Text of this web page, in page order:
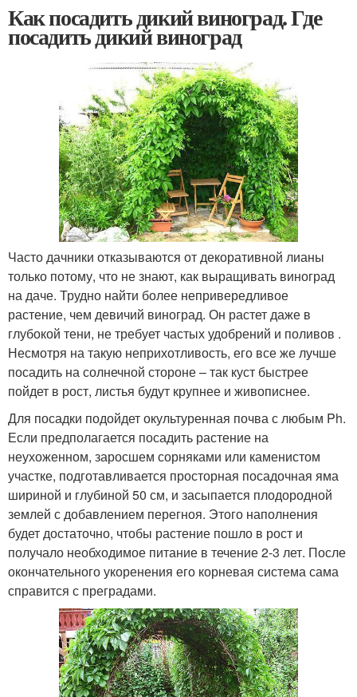
Как посадить дикий виноград. Где
посадить дикий виноград
Часто дачники отказываются от декоративной лианы
только потому, что не знают, как выращивать виноград
на даче. Трудно найти более непривередливое
растение, чем девичий виноград. Он растет даже в
глубокой тени, не требует частых удобрений и поливов .
Несмотря на такую неприхотливость, его все же лучше
посадить на солнечной стороне – так куст быстрее
пойдет в рост, листья будут крупнее и живописнее.
Для посадки подойдет окультуренная почва с любым Ph.
Если предполагается посадить растение на
неухоженном, заросшем сорняками или каменистом
участке, подготавливается просторная посадочная яма
шириной и глубиной 50 см, и засыпается плодородной
землей с добавлением перегноя. Этого наполнения
будет достаточно, чтобы растение пошло в рост и
получало необходимое питание в течение 2-3 лет. После
окончательного укоренения его корневая система сама
справится с преградами.